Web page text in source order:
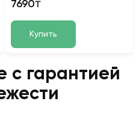
7690₸
Купить
с гарантией